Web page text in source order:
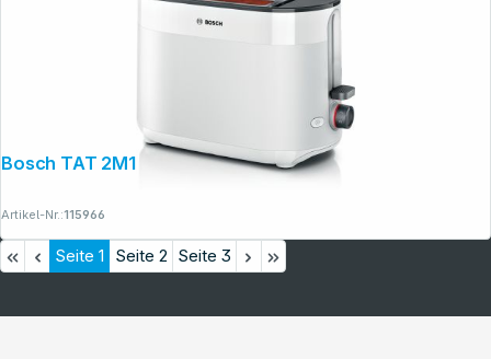
Bosch TAT 2M121 MyMoment weiß
Artikel-Nr.:115966
Seite 1 Seite 2 Seite 3